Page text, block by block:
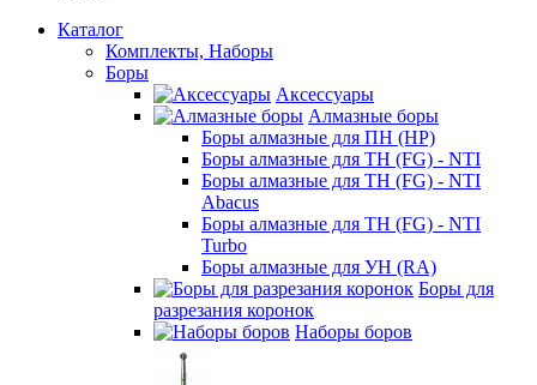
Каталог
Комплекты, Наборы
Боры
Аксессуары
Алмазные боры
Боры алмазные для ПН (HP)
Боры алмазные для ТН (FG) - NTI
Боры алмазные для ТН (FG) - NTI
Abacus
Боры алмазные для ТН (FG) - NTI
Turbo
Боры алмазные для УН (RA)
Боры для
разрезания коронок
Наборы боров